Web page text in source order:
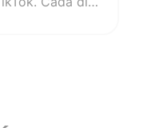
en un pozo